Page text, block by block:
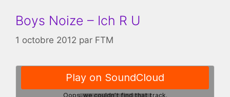
Boys Noize – Ich R U
1 octobre 2012 par FTM